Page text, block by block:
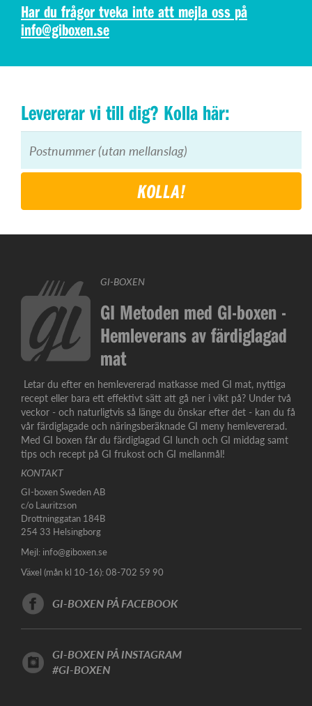
Har du frågor tveka inte att mejla oss på
info@giboxen.se
Levererar vi till dig? Kolla här:
KOLLA!
GI-BOXEN
GI Metoden med GI-boxen -
Hemleverans av färdiglagad
mat
Letar du efter en hemlevererad matkasse med GI mat, nyttiga
recept eller bara ett effektivt sätt att gå ner i vikt på? Under två
veckor - och naturligtvis så länge du önskar efter det - kan du få
vår färdiglagade och näringsberäknade GI meny hemlevererad.
Med GI boxen får du färdiglagad GI lunch och GI middag samt
tips och recept på GI frukost och GI mellanmål!
KONTAKT
GI-boxen Sweden AB
c/o Lauritzson
Drottninggatan 184B
254 33 Helsingborg
Mejl: info@giboxen.se
Växel (mån kl 10-16): 08-702 59 90
GI-BOXEN PÅ FACEBOOK
GI-BOXEN PÅ INSTAGRAM
#GI-BOXEN